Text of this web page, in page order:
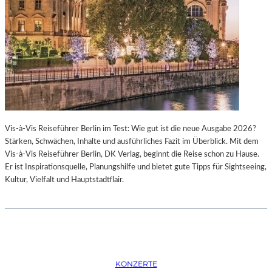
K
T
I
O
N
M
I
T
H
M
B
U
R
O
S
O
P
E
R
I
N
M
Ü
C
H
E
N
P
Vis-à-Vis Reiseführer Berlin im Test: Wie gut ist die neue Ausgabe 2026?
Stärken, Schwächen, Inhalte und ausführliches Fazit im Überblick. Mit dem
Vis-à-Vis Reiseführer Berlin, DK Verlag, beginnt die Reise schon zu Hause.
Er ist Inspirationsquelle, Planungshilfe und bietet gute Tipps für Sightseeing,
Kultur, Vielfalt und Hauptstadtflair.
KONZERTE